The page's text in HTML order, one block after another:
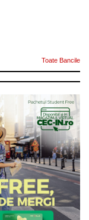
Toate Bancile